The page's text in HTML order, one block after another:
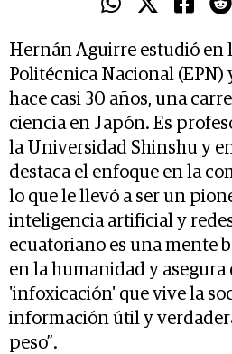
Hernán Aguirre estudió en
Politécnica Nacional (EPN)
hace casi 30 años, una
ciencia en Japón. Es
la Universidad Shinshu y
destaca el enfoque en la
lo que le llevó a ser un
inteligencia artificial y
ecuatoriano es una mente
en la humanidad y asegura
'infoxicación' que vive la
información útil y
peso”.